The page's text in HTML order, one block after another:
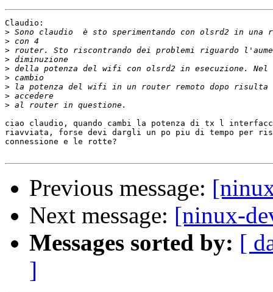
Claudio:
>
>
>
>
>
>
>
>
>
ciao claudio, quando cambi la potenza di tx l
riavviata, forse devi dargli un po piu di tempo per
connessione e le rotte?
Previous message:
Next message: [ninux-
Messages sorted by: [
]